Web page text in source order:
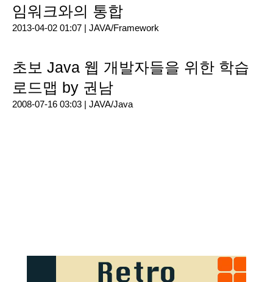
임워크와의 통합
2013-04-02 01:07 | JAVA/Framework
초보 Java 웹 개발자들을 위한 학습
로드맵 by 권남
2008-07-16 03:03 | JAVA/Java